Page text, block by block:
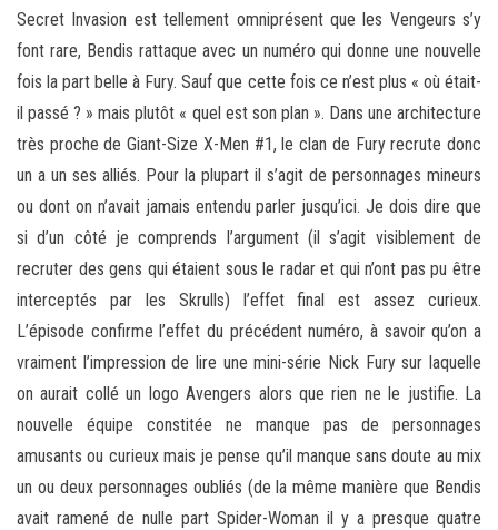
Secret Invasion est tellement omniprésent que les Vengeurs s’y
font rare, Bendis rattaque avec un numéro qui donne une nouvelle
fois la part belle à Fury. Sauf que cette fois ce n’est plus « où était-
il passé ? » mais plutôt « quel est son plan ». Dans une architecture
très proche de Giant-Size X-Men #1, le clan de Fury recrute donc
un a un ses alliés. Pour la plupart il s’agit de personnages mineurs
ou dont on n’avait jamais entendu parler jusqu’ici. Je dois dire que
si d’un côté je comprends l’argument (il s’agit visiblement de
recruter des gens qui étaient sous le radar et qui n’ont pas pu être
interceptés par les Skrulls) l’effet final est assez curieux.
L’épisode confirme l’effet du précédent numéro, à savoir qu’on a
vraiment l’impression de lire une mini-série Nick Fury sur laquelle
on aurait collé un logo Avengers alors que rien ne le justifie. La
nouvelle équipe constitée ne manque pas de personnages
amusants ou curieux mais je pense qu’il manque sans doute au mix
un ou deux personnages oubliés (de la même manière que Bendis
avait ramené de nulle part Spider-Woman il y a presque quatre